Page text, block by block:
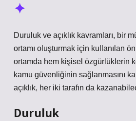
Duruluk ve açıklık kavramları, bir
ortamı oluşturmak için kullanılan
ortamda hem kişisel özgürlüklerin
kamu güvenliğinin sağlanmasını
açıklık, her iki tarafın da
Duruluk